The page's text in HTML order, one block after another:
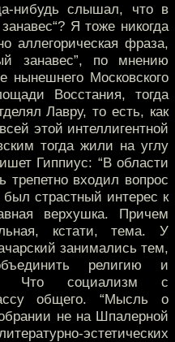
нибудь слышал, что в
Я тоже никогда
аллегорическая фраза,
занавес”, по мнению
нынешнего Московского
Восстания, тогда
Лавру, то есть, как
этой интеллигентной
тогда жили на углу
Гиппиус: “В области
трепетно входил вопрос
страстный интерес к
верхушка. Причем
кстати, тема. У
занимались тем,
религию и
Что социализм с
общего. “Мысль о
не на Шпалерной
эстетических